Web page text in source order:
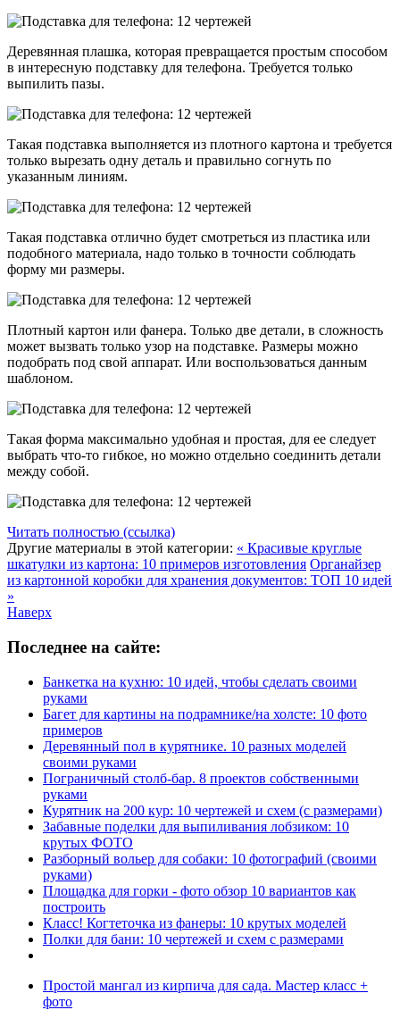
Деревянная плашка, которая превращается простым способом
в интересную подставку для телефона. Требуется только
выпилить пазы.
Такая подставка выполняется из плотного картона и требуется
только вырезать одну деталь и правильно согнуть по
указанным линиям.
Такая подставка отлично будет смотреться из пластика или
подобного материала, надо только в точности соблюдать
форму ми размеры.
Плотный картон или фанера. Только две детали, в сложность
может вызвать только узор на подставке. Размеры можно
подобрать под свой аппарат. Или воспользоваться данным
шаблоном.
Такая форма максимально удобная и простая, для ее следует
выбрать что-то гибкое, но можно отдельно соединить детали
между собой.
Читать полностью (ссылка)
Другие материалы в этой категории: « Красивые круглые
шкатулки из картона: 10 примеров изготовления Органайзер
из картонной коробки для хранения документов: ТОП 10 идей
»
Наверх
Последнее на сайте:
Банкетка на кухню: 10 идей, чтобы сделать своими
руками
Багет для картины на подрамнике/на холсте: 10 фото
примеров
Деревянный пол в курятнике. 10 разных моделей
своими руками
Пограничный столб-бар. 8 проектов собственными
руками
Курятник на 200 кур: 10 чертежей и схем (с размерами)
Забавные поделки для выпиливания лобзиком: 10
крутых ФОТО
Разборный вольер для собаки: 10 фотографий (своими
руками)
Площадка для горки - фото обзор 10 вариантов как
построить
Класс! Когтеточка из фанеры: 10 крутых моделей
Полки для бани: 10 чертежей и схем с размерами
Простой мангал из кирпича для сада. Мастер класс +
фото